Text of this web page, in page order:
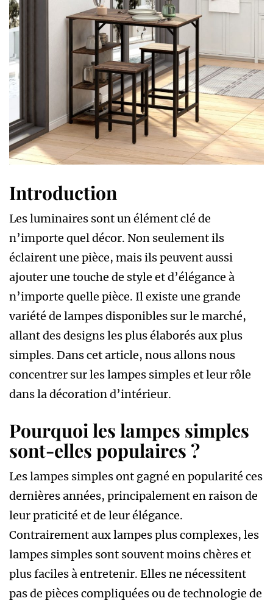
Introduction
Les luminaires sont un élément clé de
n’importe quel décor. Non seulement ils
éclairent une pièce, mais ils peuvent aussi
ajouter une touche de style et d’élégance à
n’importe quelle pièce. Il existe une grande
variété de lampes disponibles sur le marché,
allant des designs les plus élaborés aux plus
simples. Dans cet article, nous allons nous
concentrer sur les lampes simples et leur rôle
dans la décoration d’intérieur.
Pourquoi les lampes simples
sont-elles populaires ?
Les lampes simples ont gagné en popularité ces
dernières années, principalement en raison de
leur praticité et de leur élégance.
Contrairement aux lampes plus complexes, les
lampes simples sont souvent moins chères et
plus faciles à entretenir. Elles ne nécessitent
pas de pièces compliquées ou de technologie de